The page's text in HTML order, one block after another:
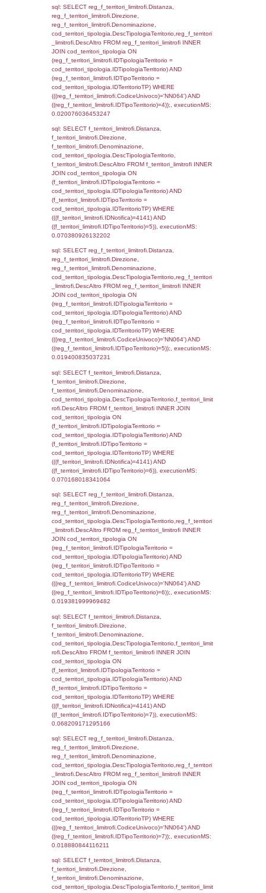
0.00049185752868652
sql: SELECT el_regioni.Regione,
el_comuni.Comune,
reg_f_confini INNER JOIN ((el_comuni
el_province ON el_comuni.IstProvincia =
el_province.IstProvincia) INNER JOIN
el_province.IstRegione =
reg_f_confini.IDComune =
(((reg_f_confini.CodiceUnivoco)='NN064'));,
0.0015828609466553
sql: SELECT
SEPARATOR '; ') AS DescAltro,
f_territori_limitrofi INNER JOIN
(f_territori_limitrofi.IDTipologiaTerritorio =
cod_territori_tipologia.IDTipologiaTerritorio
f_territori_limitrofi.IDTipoTerritorio =
cod_territori_tipologia.IDTerritorioTP )
((f_territori_limitrofi.IDNotifica) = 4141 ) AND
cod_territori_tipologia.IDTerritorioTP = 1)
executionMS: 0.054324865341187
sql: SELECT
SEPARATOR '; ') AS DescAltro,
reg_f_territori_limitrofi INNER JOIN
ON
cod_territori_tipologia.IDTipologiaTerritorio
reg_f_territori_limitrofi.IDTipoTerritorio =
cod_territori_tipologia.IDTerritorioTP)
((reg_f_territori_limitrofi.CodiceUnivoco)
cod_territori_tipologia.IDTerritorioTP=1)
sql: SELECT f_territori_limitrofi.Distanza,
f_territori_limitrofi.Direzione,
f_territori_limitrofi.Denominazione,
f_territori_limitrofi.DescAltro,
f_territori_limitrofi INNER JOIN
(f_territori_limitrofi.IDTipologiaTerritorio =
(f_territori_limitrofi.IDTipoTerritorio =
cod_territori_tipologia.IDTerritorioTP)
(((f_territori_limitrofi.IDNotifica)=4141) AND
((f_territori_limitrofi.IDTipoTerritorio)=2)),
0.068579912185669
sql: SELECT
reg_f_territori_limitrofi.Direzione,
reg_f_territori_limitrofi.Denominazione,
reg_f_territori_limitrofi.DescAltro FROM
reg_f_territori_limitrofi INNER JOIN
ON
cod_territori_tipologia.IDTipologiaTerritorio)
(reg_f_territori_limitrofi.IDTipoTerritorio =
cod_territori_tipologia.IDTerritorioTP)
0.01895809173584
sql: SELECT f_territori_limitrofi.Distanza,